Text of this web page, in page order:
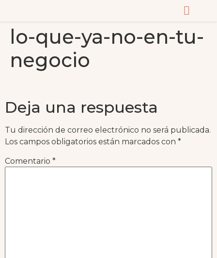
lo-que-ya-no-en-tu-
negocio
Deja una respuesta
Tu dirección de correo electrónico no será publicada.
Los campos obligatorios están marcados con *
Comentario *